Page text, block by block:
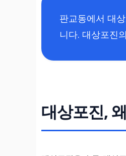
판교동에서 대
니다. 대상포진
대상포진,